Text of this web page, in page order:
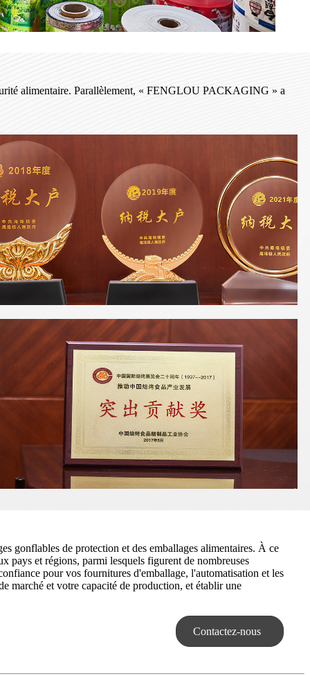
alimentaire. Parallèlement, « FENGLOU PACKAGING » a
gonflables de protection et des emballages alimentaires. À ce
pays et régions, parmi lesquels figurent de nombreuses
pour vos fournitures d'emballage, l'automatisation et les
marché et votre capacité de production, et établir une
Contactez-nous